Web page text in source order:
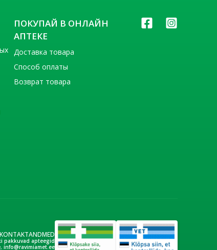
ПОКУПАЙ В ОНЛАЙН
АПТЕКЕ
Доставка товара
Способ оплаты
Возврат товара
pakkuvad apteegid
, info@ravimiamet.ee